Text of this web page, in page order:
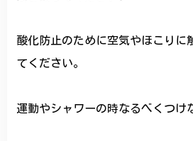
酸化防止のために空気やほこりに
てください。
運動やシャワーの時なるべくつけ